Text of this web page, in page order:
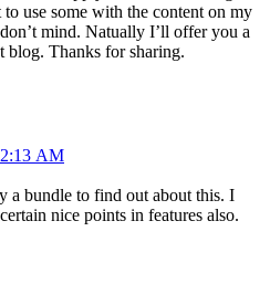
use some with the content on my
mind. Natually I’ll offer you a
Thanks for sharing.
AM
a bundle to find out about this. I
nice points in features also.